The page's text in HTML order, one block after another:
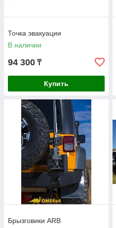
Точка эвакуации
В наличии
94 300 ₸
Купить
Брызговики ARB